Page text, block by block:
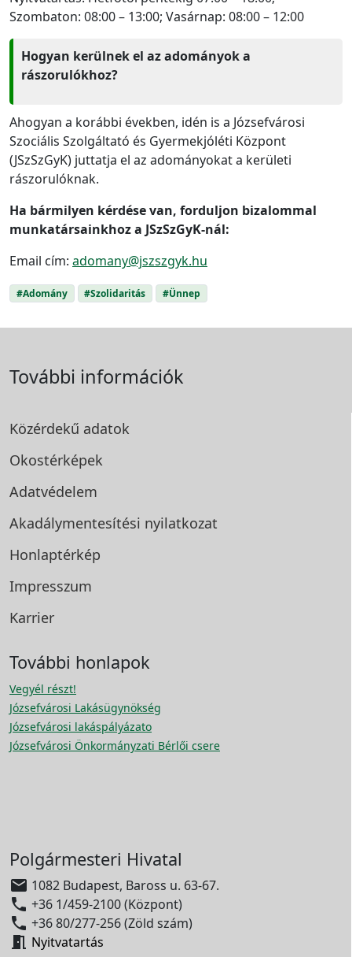
Szombaton: 08:00 – 13:00; Vasárnap: 08:00 – 12:00
Hogyan kerülnek el az adományok a
rászorulókhoz?
Ahogyan a korábbi években, idén is a Józsefvárosi
Szociális Szolgáltató és Gyermekjóléti Központ
(JSzSzGyK) juttatja el az adományokat a kerületi
rászorulóknak.
Ha bármilyen kérdése van, forduljon bizalommal
munkatársainkhoz a JSzSzGyK-nál:
Email cím: adomany@jszszgyk.hu
#Adomány #Szolidaritás #Ünnep
További információk
Közérdekű adatok
Okostérképek
Adatvédelem
Akadálymentesítési nyilatkozat
Honlaptérkép
Impresszum
Karrier
További honlapok
Vegyél részt!
Józsefvárosi Lakásügynökség
Józsefvárosi lakáspályázato
Józsefvárosi Önkormányzati Bérlői csere
Polgármesteri Hivatal
 1082 Budapest, Baross u. 63-67.
 +36 1/459-2100 (Központ)
 +36 80/277-256 (Zöld szám)
 Nyitvatartás